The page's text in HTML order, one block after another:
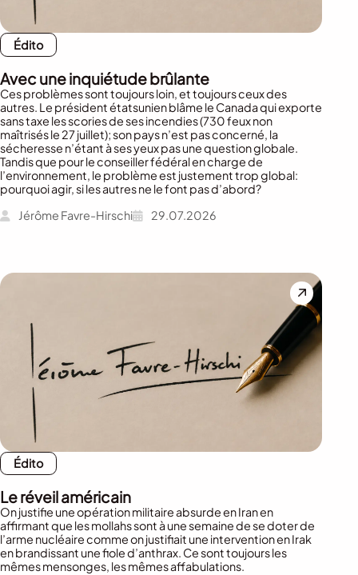
Édito
Avec une inquiétude brûlante
Ces problèmes sont toujours loin, et toujours ceux des
autres. Le président étatsunien blâme le Canada qui exporte
sans taxe les scories de ses incendies (730 feux non
maîtrisés le 27 juillet); son pays n’est pas concerné, la
sécheresse n’étant à ses yeux pas une question globale.
Tandis que pour le conseiller fédéral en charge de
l’environnement, le problème est justement trop global:
pourquoi agir, si les autres ne le font pas d’abord?
Jérôme Favre-Hirschi
29.07.2026
Édito
Le réveil américain
On justifie une opération militaire absurde en Iran en
affirmant que les mollahs sont à une semaine de se doter de
l’arme nucléaire comme on justifiait une intervention en Irak
en brandissant une fiole d’anthrax. Ce sont toujours les
mêmes mensonges, les mêmes affabulations.